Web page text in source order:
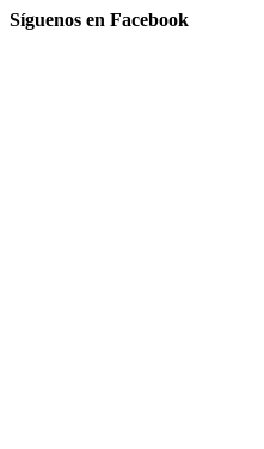
Síguenos en Facebook